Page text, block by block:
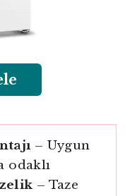
– Uygun
odaklı
– Taze